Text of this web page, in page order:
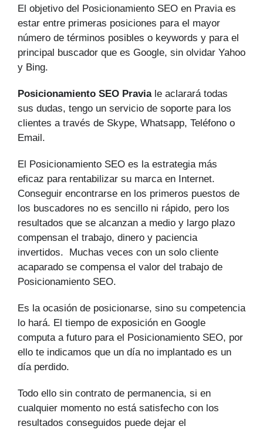
El objetivo del Posicionamiento SEO en Pravia es
estar entre primeras posiciones para el mayor
número de tér­minos posibles o keywords y para el
principal buscador que es Google, sin olvidar Yahoo
y Bing.
Posicionamiento SEO Praviale aclarará todas
sus dudas, tengo un servicio de soporte para los
clientes a través de Skype, Whatsapp, Teléfono o
Email.
El Posicionamiento SEO es la estrategia más
eficaz para rentabilizar su marca en Internet.
Conseguir encontrarse en los primeros puestos de
los buscadores no es sencillo ni rápido, pero los
resultados que se alcanzan a medio y largo plazo
compensan el trabajo, dinero y paciencia
invertidos. Muchas veces con un solo cliente
acaparado se compensa el valor del trabajo de
Posicionamiento SEO.
Es la ocasión de posicionarse, sino su competencia
lo hará. El tiempo de exposición en Google
computa a futuro para el Posicionamiento SEO, por
ello te indicamos que un día no implantado es un
día perdido.
Todo ello sin contrato de permanencia, si en
cualquier momento no está satisfecho con los
resultados conseguidos puede dejar el